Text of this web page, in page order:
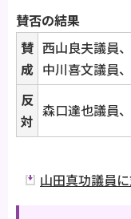
賛否の結果
賛
成
西山良夫議員
中川喜文議員
反
対
森口達也議員
山田真功議員